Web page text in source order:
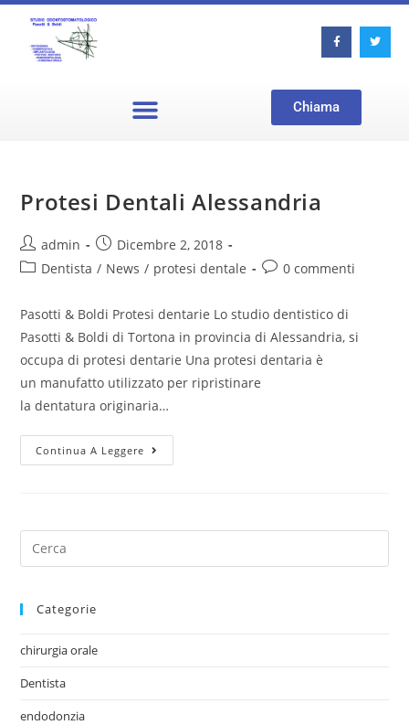
Chiama
Protesi Dentali Alessandria
admin
Dicembre 2, 2018
Dentista / News / protesi dentale 0 commenti
Pasotti & Boldi Protesi dentarie Lo studio dentistico di
Pasotti & Boldi di Tortona in provincia di Alessandria, si
occupa di protesi dentarie Una protesi dentaria è
un manufatto utilizzato per ripristinare
la dentatura originaria…
Continua A Leggere
Categorie
chirurgia orale
Dentista
endodonzia